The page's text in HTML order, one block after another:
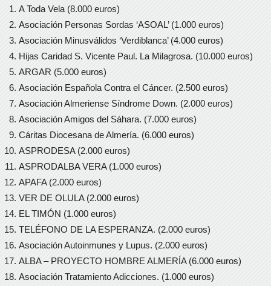
A Toda Vela (8.000 euros)
Asociación Personas Sordas ‘ASOAL’ (1.000 euros)
Asociación Minusválidos ‘Verdiblanca’ (4.000 euros)
Hijas Caridad S. Vicente Paul. La Milagrosa. (10.000 euros)
ARGAR (5.000 euros)
Asociación Española Contra el Cáncer. (2.500 euros)
Asociación Almeriense Síndrome Down. (2.000 euros)
Asociación Amigos del Sáhara. (7.000 euros)
Cáritas Diocesana de Almería. (6.000 euros)
ASPRODESA (2.000 euros)
ASPRODALBA VERA (1.000 euros)
APAFA (2.000 euros)
VER DE OLULA (2.000 euros)
EL TIMÓN (1.000 euros)
TELÉFONO DE LA ESPERANZA. (2.000 euros)
Asociación Autoinmunes y Lupus. (2.000 euros)
ALBA – PROYECTO HOMBRE ALMERÍA (6.000 euros)
Asociación Tratamiento Adicciones. (1.000 euros)